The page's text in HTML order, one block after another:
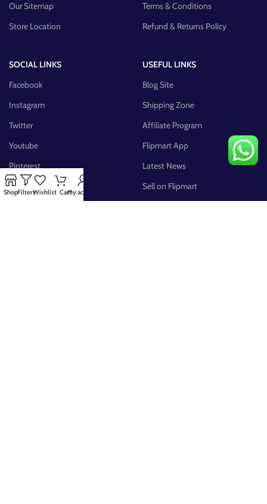
Our Sitemap
Store Location
Terms & Conditions
Refund & Returns Policy
SOCIAL LINKS
Facebook
Instagram
Twitter
Youtube
Pinterest
FB Group
USEFUL LINKS
Blog Site
Shipping Zone
Affiliate Program
Flipmart App
Latest News
Sell on Flipmart
ShopFiltersWishlist CartMy account